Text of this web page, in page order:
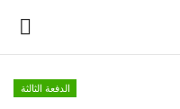
الدفعة الثالثة